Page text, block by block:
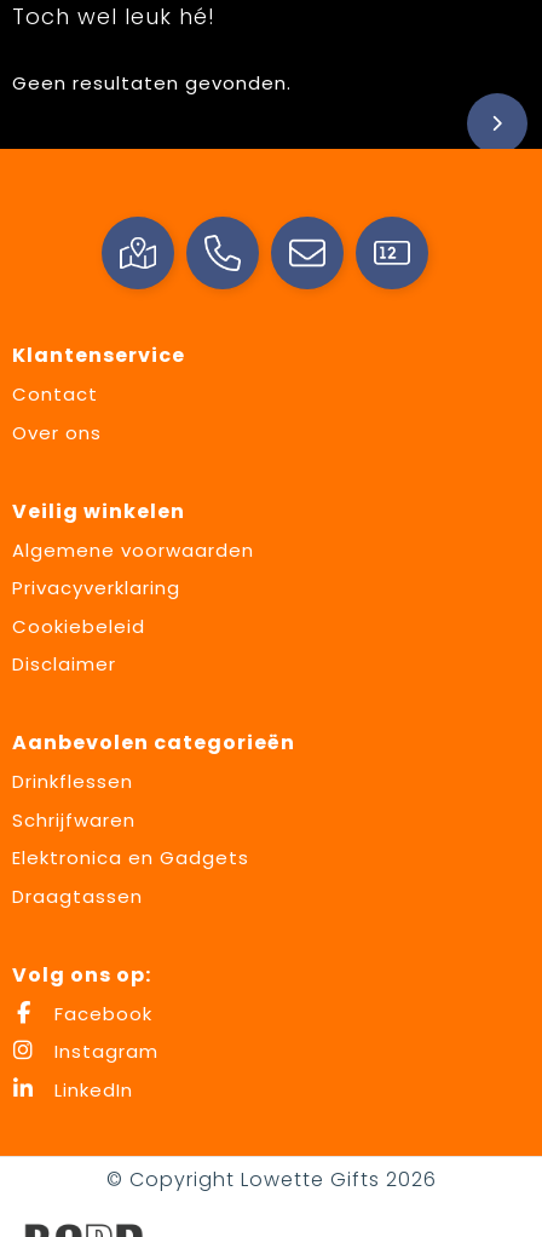
Toch wel leuk hé!
Geen resultaten gevonden.
Klantenservice
Contact
Over ons
Veilig winkelen
Algemene voorwaarden
Privacyverklaring
Cookiebeleid
Disclaimer
Aanbevolen categorieën
Drinkflessen
Schrijfwaren
Elektronica en Gadgets
Draagtassen
Volg ons op:
Facebook
Instagram
LinkedIn
© Copyright Lowette Gifts 2026